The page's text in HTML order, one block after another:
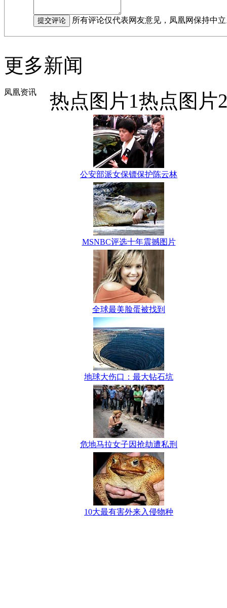
所有评论仅代表网友意见，凤凰网保持中
更多新闻
凤凰资讯 热点图片1热点图片
公安部派女保镖保护陈云林
MSNBC评选十年震撼图片
全球最美脸蛋被找到
地球大伤口：最大钻石坑
危地马拉女子因抢劫遭私刑
10大最有害外来入侵物种